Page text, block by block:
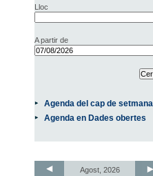
Lloc
A partir de
Agenda del cap de setmana
Agenda en Dades obertes
Agost, 2026